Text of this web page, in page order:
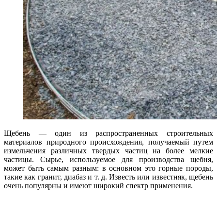
Щебень — один из распространенных строительных
материалов природного происхождения, получаемый путем
измельчения различных твердых частиц на более мелкие
частицы. Сырье, используемое для производства щебня,
может быть самым разным: в основном это горные породы,
такие как гранит, диабаз и т. д. Известь или известняк, щебень
очень популярны и имеют широкий спектр применения.